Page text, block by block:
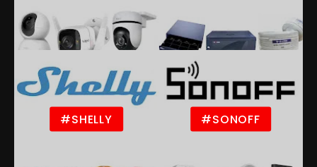
#SHELLY #SONOFF